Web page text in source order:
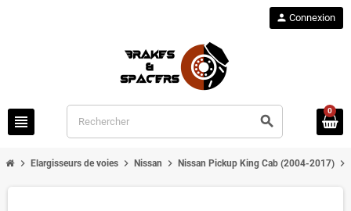
view_headline search
person Connexion
0
chevron_right Elargisseurs de voies chevron_right Nissan chevron_right Nissan Pickup King Cab (2004-2017) chevron_right